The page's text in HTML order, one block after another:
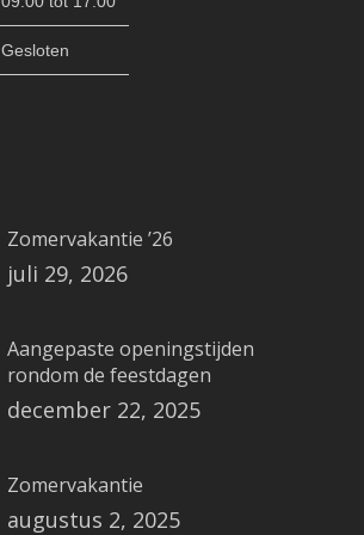
Gesloten
Zomervakantie ’26
juli 29, 2026
Aangepaste openingstijden
rondom de feestdagen
december 22, 2025
Zomervakantie
augustus 2, 2025